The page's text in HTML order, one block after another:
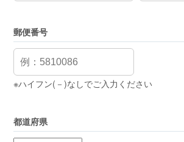
郵便番号
※ハイフン(－)なしでご入力ください
都道府県